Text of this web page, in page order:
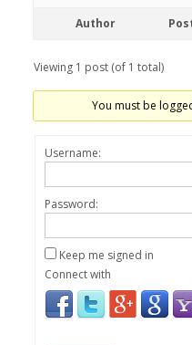
Author
Viewing 1 post (of 1 total)
You must be
Username:
Password:
Keep me signed in
Connect with